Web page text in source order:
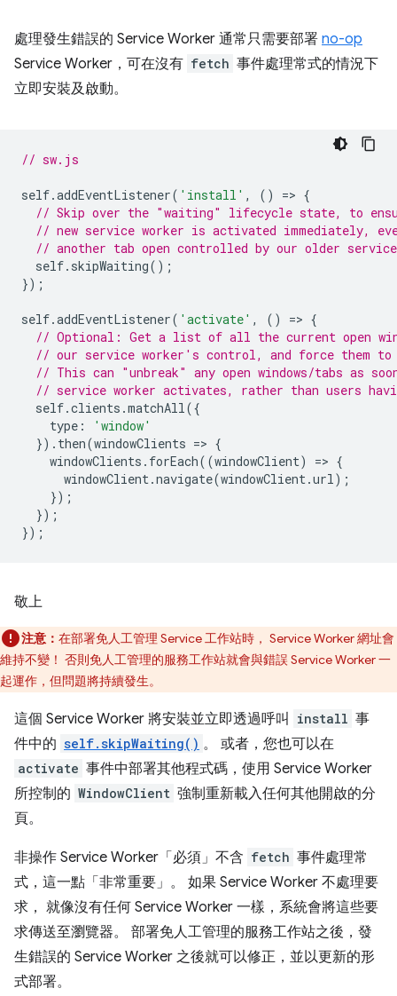
處理發生錯誤的 Service Worker 通常只需要部署 no-op
Service Worker，可在沒有 fetch 事件處理常式的情況下
立即安裝及啟動。
// sw.js
self.addEventListener( 'install' , () => {
// Skip over the "waiting" lifecycle state, to
// new service worker is activated immediately,
// another tab open controlled by our older
self. skipWaiting();
});
self.addEventListener( 'activate' , () => {
// Optional: Get a list of all the current open
// our service worker's control, and force them to
// This can "unbreak" any open windows/tabs as
// service worker activates, rather than users
self.clients .matchAll({
type :
'window'
}). then(windowClients => {
windowClients . forEach((windowClient) => {
windowClient.navigate(windowClient.url);
});
});
});
敬上
注意： 在部署免人工管理 Service 工作站時， Service Worker 網址會
維持不變！ 否則免人工管理的服務工作站就會與錯誤 Service Worker 一
起運作，但問題將持續發生。
這個 Service Worker 將安裝並立即透過呼叫 install 事
件中的 self.skipWaiting() 。 或者，您也可以在
activate 事件中部署其他程式碼，使用 Service Worker
所控制的 WindowClient 強制重新載入任何其他開啟的分
頁。
非操作 Service Worker「必須」 不含 fetch 事件處理常
式，這一點「非常重要」。 如果 Service Worker 不處理要
求， 就像沒有任何 Service Worker 一樣，系統會將這些要
求傳送至瀏覽器。 部署免人工管理的服務工作站之後，發
生錯誤的 Service Worker 之後就可以修正，並以更新的形
式部署。